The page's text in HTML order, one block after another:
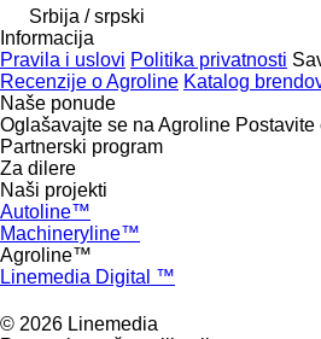
Srbija / srpski
Informacija
Pravila i uslovi Politika privatnosti
Recenzije o Agroline Katalog
Naše ponude
Oglašavajte se na Agroline Postavite
Partnerski program
Za dilere
Naši projekti
Autoline™
Machineryline™
Agroline™
Linemedia Digital ™
© 2026 Linemedia